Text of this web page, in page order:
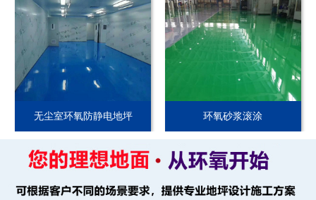
无尘室环氧防静电地坪 环氧砂浆滚涂